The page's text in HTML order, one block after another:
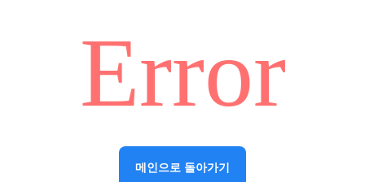
Error
메인으로 돌아가기